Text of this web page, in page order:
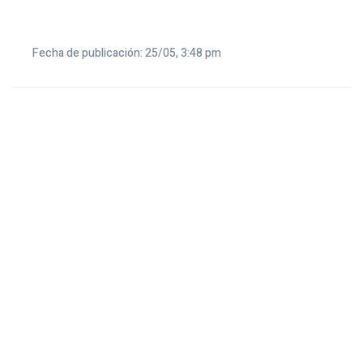
Fecha de publicación: 25/05, 3:48 pm